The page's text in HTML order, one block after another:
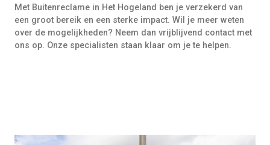
Met Buitenreclame in Het Hogeland ben je verzekerd van
een groot bereik en een sterke impact. Wil je meer weten
over de mogelijkheden? Neem dan vrijblijvend contact met
ons op. Onze specialisten staan klaar om je te helpen.